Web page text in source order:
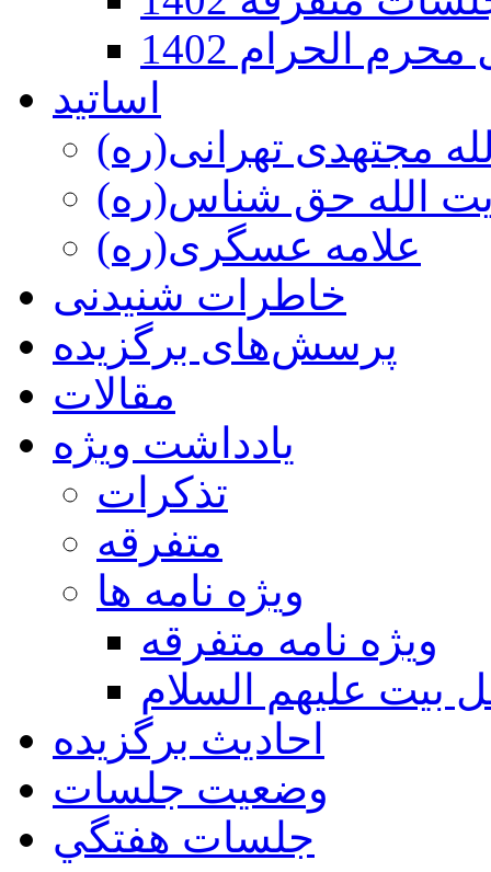
الحرام 1402
اساتید
مجتهدی تهرانی(ره)
الله حق شناس(ره)
علامه عسگری(ره)
خاطرات شنیدنی
پرسش‌های برگزیده
مقالات
یادداشت ویژه
تذكرات
متفرقه
ويژه نامه ها
ويژه نامه متفرقه
بيت عليهم السلام
احادیث برگزیده
وضعیت جلسات
جلسات هفتگي